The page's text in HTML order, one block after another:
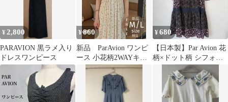
¥2,800
PARAVION 黒ラメ入り
ドレスワンピース
¥860
新品 ParAvion ワンピ
ース 小花柄2WAYキャ
ミワンピース キナリ
¥680
【日本製】Par Avion 花
柄×ドット柄 シフォン
ワンピース ONE